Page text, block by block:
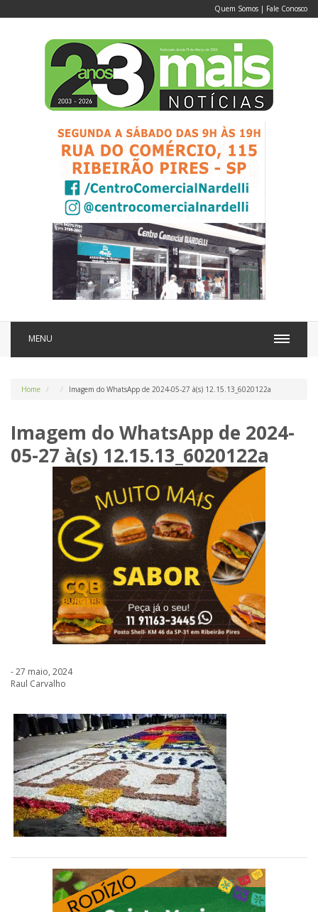
Quem Somos | Fale Conosco
MENU
Home Imagem do WhatsApp de 2024-05-27 à(s) 12.15.13_6020122a
Imagem do WhatsApp de 2024-
05-27 à(s) 12.15.13_6020122a
- 27 maio, 2024
Raul Carvalho